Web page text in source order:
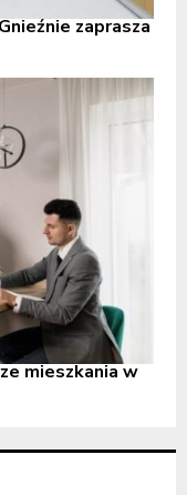
zaprasza
mieszkania w